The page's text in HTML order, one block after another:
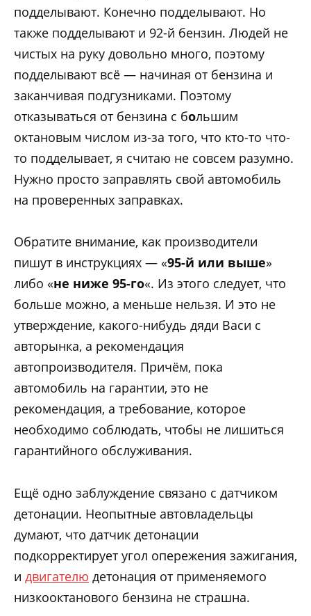
подделывают. Конечно подделывают. Но
также подделывают и 92-й бензин. Людей не
чистых на руку довольно много, поэтому
подделывают всё — начиная от бензина и
заканчивая подгузниками. Поэтому
отказываться от бензина с большим
октановым числом из-за того, что кто-то что-
то подделывает, я считаю не совсем разумно.
Нужно просто заправлять свой автомобиль
на проверенных заправках.
Обратите внимание, как производители
пишут в инструкциях — «95-й или выше»
либо «не ниже 95-го«. Из этого следует, что
больше можно, а меньше нельзя. И это не
утверждение, какого-нибудь дяди Васи с
авторынка, а рекомендация
автопроизводителя. Причём, пока
автомобиль на гарантии, это не
рекомендация, а требование, которое
необходимо соблюдать, чтобы не лишиться
гарантийного обслуживания.
Ещё одно заблуждение связано с датчиком
детонации. Неопытные автовладельцы
думают, что датчик детонации
подкорректирует угол опережения зажигания,
и двигателю детонация от применяемого
низкооктанового бензина не страшна.